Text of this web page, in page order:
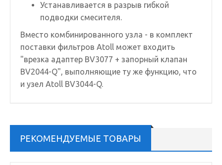
Устанавливается в разрыв гибкой
подводки смесителя.
Вместо комбинированного узла - в комплект
поставки фильтров Atoll может входить
"врезка адаптер BV3077 + запорный клапан
BV2044-Q", выполняющие ту же функцию, что
и узел Atoll BV3044-Q.
РЕКОМЕНДУЕМЫЕ ТОВАРЫ